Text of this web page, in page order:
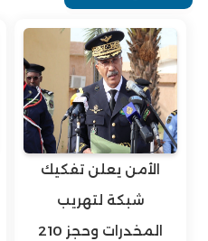
الأمن يعلن تفكيك
شبكة لتهريب
المخدرات وحجز 210